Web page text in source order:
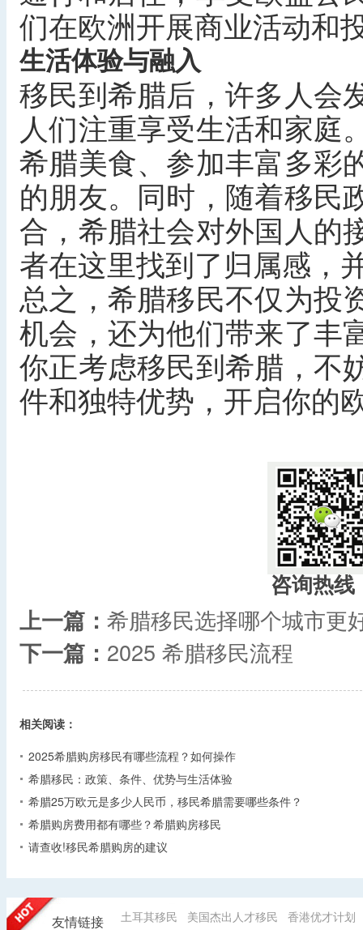
们在欧洲开展商业活动和
生活体验与融入
移民到希腊后，许多人会
人们注重享受生活和家庭
希腊美食、参加丰富多彩
的朋友。同时，随着移民
合，希腊社会对外国人的
者在这里找到了归属感，
总之，希腊移民不仅为投
机会，还为他们带来了丰
你正考虑移民到希腊，不
件和独特优势，开启你的
咨询热线
上一篇： 希腊移民选择哪个城市更
下一篇： 2025 希腊移民流程
相关阅读：
2025希腊购房移民有哪些流程？如何操作
希腊移民：政策、条件、优势与生活体验
希腊25万欧元是多少人民币，移民希腊需要哪些条件？
希腊购房费用都有哪些？希腊购房移民
请查收!移民希腊购房的建议
友情链接 土耳其移民 美国杰出人才移民 香港优才计划